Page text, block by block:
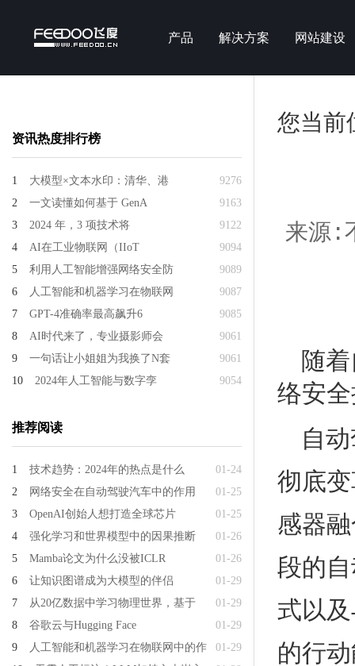
产品 解决方案 网站建设
资讯热度排行榜
9276
1
大模型×文本水印：清华、港
9163
2
一文读懂如何基于 GenA
9122
3
2024 年，3 项技术将
9094
4
AI在工业物联网（IIoT
9089
5
利用人工智能增强网络安全防
9087
6
人工智能和机器学习在物联网
9085
7
GPT-4准确率最高飙升6
9061
8
AI时代来了，专业摄影师会
9061
9
一句话让小姐姐为我换了N套
9054
10 2024年人工智能与数字孪
推荐阅读
01-24
1
技术趋势：2024年的热点是什么
01-25
2
网络安全在自动驾驶汽车中的作用
01-25
3
OpenAI创始人想打造全球芯片
01-26
4
强化学习和世界模型中的因果推断
01-26
5
Mamba论文为什么没被ICLR
01-29
6
让知识图谱成为大模型的伴侣
01-29
7
从20亿数据中学习物理世界，基于
01-29
8
谷歌云与Hugging Face
01-29
9
人工智能和机器学习在物联网中的作
您当前
来源:
随
络安
自
彻底
感器
段的
式以
的行